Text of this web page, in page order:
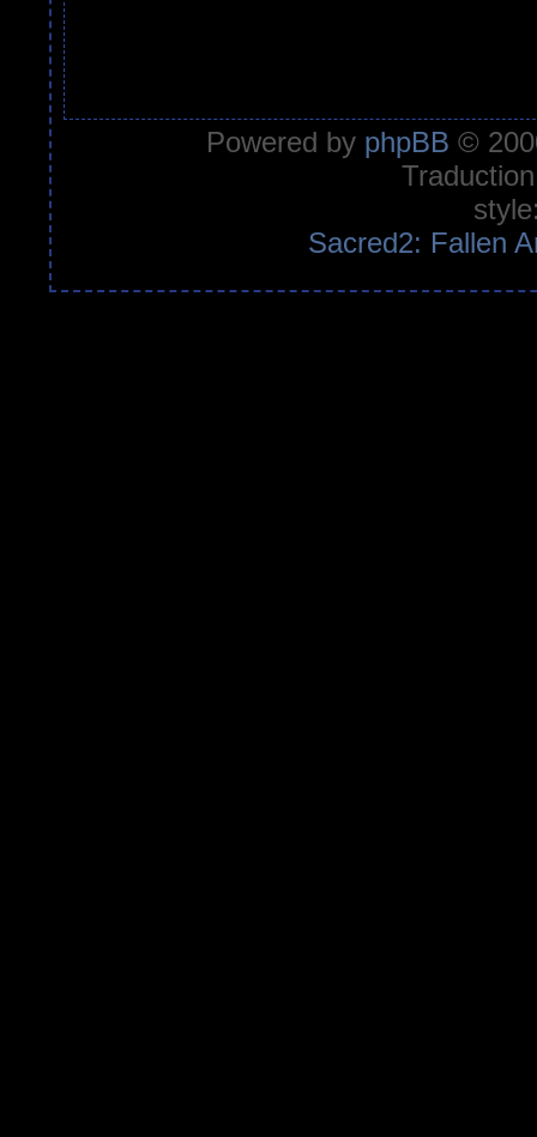
Powered by phpBB ©
Sacred2: Fallen